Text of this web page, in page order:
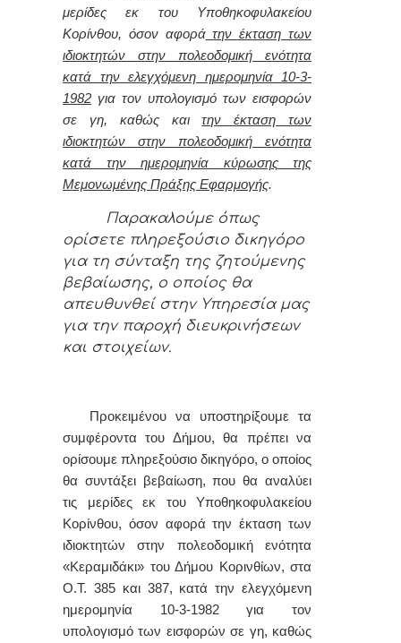
μερίδες εκ του Υποθηκοφυλακείου
Κορίνθου, όσον αφοράτην έκταση των
ιδιοκτητών στην πολεοδομική ενότητα
κατά την ελεγχόμενη ημερομηνία 10-3-
1982 για τον υπολογισμό των εισφορών
σε γη, καθώς καιτην έκταση των
ιδιοκτητών στην πολεοδομική ενότητα
κατά την ημερομηνία κύρωσης της
Μεμονωμένης Πράξης Εφαρμογής.
Παρακαλούμε όπως
ορίσετε πληρεξούσιο δικηγόρο
για τη σύνταξη της ζητούμενης
βεβαίωσης, ο οποίος θα
απευθυνθεί στην Υπηρεσία μας
για την παροχή διευκρινήσεων
και στοιχείων.
Προκειμένου να υποστηρίξουμε τα
συμφέροντα του Δήμου, θα πρέπει να
ορίσουμε πληρεξούσιο δικηγόρο, ο οποίος
θα συντάξει βεβαίωση, που θα αναλύει
τις μερίδες εκ του Υποθηκοφυλακείου
Κορίνθου, όσον αφορά την έκταση των
ιδιοκτητών στην πολεοδομική ενότητα
«Κεραμιδάκι» του Δήμου Κορινθίων, στα
Ο.Τ. 385 και 387, κατά την ελεγχόμενη
ημερομηνία 10-3-1982 για τον
υπολογισμό των εισφορών σε γη, καθώς